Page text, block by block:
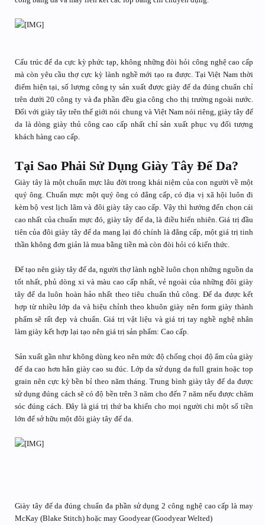
Cấu trúc đế da cực kỳ phức tạp, không những đòi hỏi công nghệ cao cấp
mà còn yêu cầu thợ cực kỳ lành nghề mới tạo ra được. Tại Việt Nam thời
điểm hiện tại, số lượng công ty sản xuất được giày đế da đúng chuẩn chỉ
trên dưới 20 công ty và đa phần đều gia công cho thị trường ngoài nước.
Đối với giày tây trên thế giới nói chung và Việt Nam nói riêng, giày tây đế
da là dòng giày thủ công cao cấp nhất chỉ sản xuất phục vụ đối tượng
khách hàng cao cấp.
Tại Sao Phải Sử Dụng Giày Tây Đế Da?
Giày tây là một chuẩn mực lâu đời trong khái niệm của con người về một
quý ông. Chuẩn mực một quý ông có đẳng cấp, có địa vị xã hội luôn đi
kèm bộ vest lịch lãm và đôi giày tây cao cấp. Vậy thì hướng đến chọn cái
cao nhất của chuẩn mực đó, giày tây đế da, là điều hiển nhiên. Giá trị đầu
tiên của đôi giày tây đế da mang lại đó chính là đẳng cấp, một giá trị tinh
thần không đơn giản là mua bằng tiền mà còn đòi hỏi có kiến thức.
Để tạo nên giày tây đế da, người thợ lành nghề luôn chọn những nguồn da
tốt nhất, phủ dòng xi và màu cao cấp nhất, vẻ ngoài của những đôi giày
tây đế da luôn hoàn hảo nhất theo tiêu chuẩn thủ công. Đế da được kết
hợp từ nhiều lớp da và hiệu chỉnh theo khuôn giày nên form giày thành
phẩm sẽ rất đẹp và chuẩn. Giá trị vật liệu và giá trị tay nghề nghệ nhân
làm giày kết hợp lại tạo nên giá trị sản phẩm: Cao cấp.
Sản xuất gần như không dùng keo nên mức độ chống chọi độ ẩm của giày
đế da cao hơn hẳn giày cao su đúc. Lớp da sử dụng da full grain hoặc top
grain nên cực kỳ bền bỉ theo năm tháng. Trung bình giày tây đế da được
sử dụng đúng cách sẽ có độ bền trên 3 năm cho đến 7 năm nếu được chăm
sóc đúng cách. Đây là giá trị thứ ba khiến cho mọi người chi một số tiền
lớn để sở hữu một đôi giày tây đế da.
Giày tây đế da đúng chuẩn đa phần sử dụng 2 công nghệ cao cấp là may
McKay (Blake Stitch) hoặc may Goodyear (Goodyear Welted)